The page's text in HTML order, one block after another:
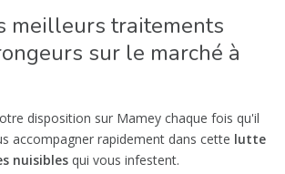
meilleurs traitements
sur le marché à
disposition sur Mamey chaque fois qu'il
accompagner rapidement dans cette lutte
nuisibles qui vous infestent.